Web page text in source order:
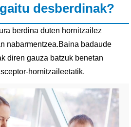
desberdinak?
berdina duten hornitzailez
nabarmentzea.Baina badaude
diren gauza batzuk benetan
hornitzaileetatik.